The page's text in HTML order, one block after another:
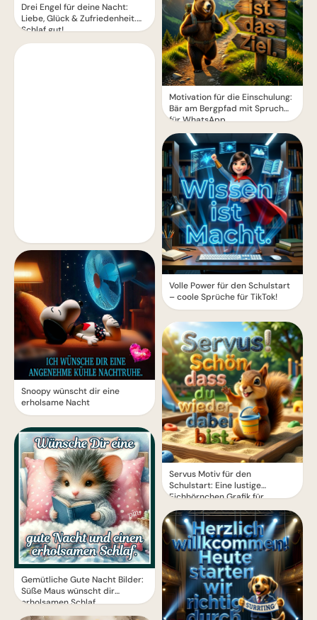
Drei Engel für deine Nacht:
Liebe, Glück & Zufriedenheit.
Schlaf gut!
Snoopy wünscht dir eine
erholsame Nacht
Gemütliche Gute Nacht Bilder:
Süße Maus wünscht dir
erholsamen Schlaf
Motivation für die Einschulung:
Bär am Bergpfad mit Spruch
für WhatsApp
Volle Power für den Schulstart
– coole Sprüche für TikTok!
Servus Motiv für den
Schulstart: Eine lustige
Eichhörnchen Grafik für
WhatsApp